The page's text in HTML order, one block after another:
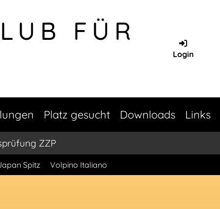
FÜR
Login
Platz gesucht Downloads Links
ZZP
Spitz Volpino Italiano